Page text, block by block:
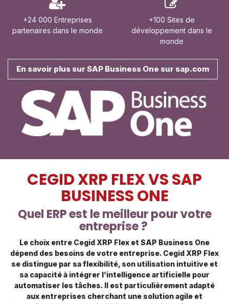
+24 000 Entreprises
partenaires dans le monde
+100 Sites de
développement dans le
monde
En savoir plus sur SAP Business One sur sap.com
CEGID XRP FLEX VS SAP
BUSINESS ONE
Quel ERP est le meilleur pour votre
entreprise ?
Le choix entre Cegid XRP Flex et SAP Business One
dépend des besoins de votre entreprise. Cegid XRP Flex
se distingue par sa flexibilité, son utilisation intuitive et
sa capacité à intégrer l’intelligence artificielle pour
automatiser les tâches. Il est particulièrement adapté
aux entreprises cherchant une solution agile et